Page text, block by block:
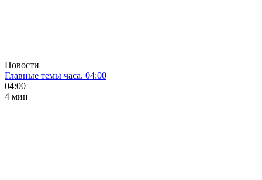
Новости
Главные темы часа. 04:00
04:00
4 мин